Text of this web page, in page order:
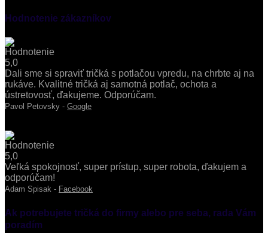
Hodnotenie zákazníkov
Dali sme si spraviť tričká s potlačou vpredu, na chrbte aj na
rukáve. Kvalitné tričká aj samotná potlač, ochota a
ústretovosť, ďakujeme. Odporúčam.
Pavol Petovsky - Google
Veľká spokojnosť, super prístup, super robota, ďakujem a
odporúčam!
Adam Spisak - Facebook
Ak potrebujete tričká do firmy alebo pre seba, rada Vám
poradím